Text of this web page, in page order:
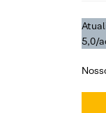
5,0/